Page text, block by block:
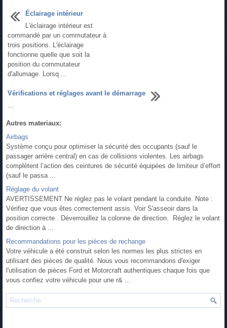
Éclairage intérieur
L'éclairage intérieur est
commandé par un commutateur à
trois positions. L'éclairage
fonctionne quelle que soit la
position du commutateur
d'allumage. Lorsq ...
Vérifications et réglages avant le démarrage
Autres materiaux:
Airbags
Système conçu pour optimiser la sécurité des occupants (sauf le
passager arrière central) en cas de collisions violentes. Les airbags
complètent l’action des ceintures de sécurité équipées de limiteur d’effort
(sauf le passa ...
Réglage du volant
AVERTISSEMENT Ne réglez pas le volant pendant la conduite. Note :
Vérifiez que vous êtes correctement assis. Voir S'asseoir dans la
position correcte . Déverrouillez la colonne de direction. Réglez le volant
de direction à ...
Recommandations pour les pièces de rechange
Votre véhicule a été construit selon les normes les plus strictes en
utilisant des pièces de qualité. Nous vous recommandons d'exiger
l'utilisation de pièces Ford et Motorcraft authentiques chaque fois que
vous confiez votre véhicule pour une r& ...